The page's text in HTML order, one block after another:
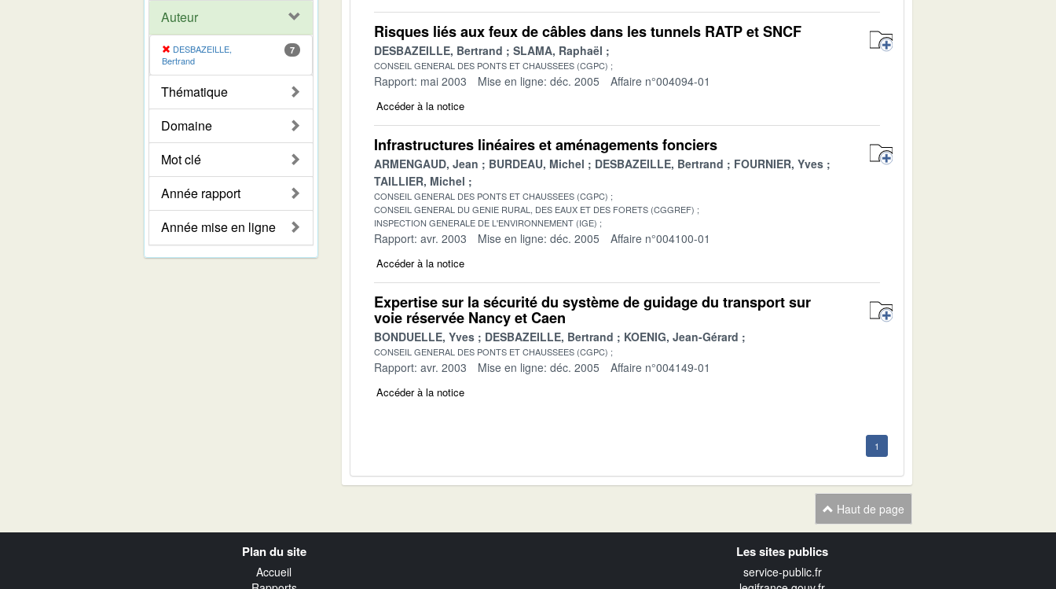
Auteur
DESBAZEILLE,
Bertrand
7
Thématique
Domaine
Mot clé
Année rapport
Année mise en ligne
Risques liés aux feux de câbles dans les tunnels RATP et SNCF
DESBAZEILLE, Bertrand SLAMA, Raphaël
CONSEIL GENERAL DES PONTS ET CHAUSSEES (CGPC)
Rapport: mai 2003 Mise en ligne: déc. 2005 Affaire n°004094-01
Accéder à la notice
Infrastructures linéaires et aménagements fonciers
ARMENGAUD, Jean BURDEAU, Michel DESBAZEILLE, Bertrand
FOURNIER, Yves
TAILLIER, Michel
CONSEIL GENERAL DES PONTS ET CHAUSSEES (CGPC)
CONSEIL GENERAL DU GENIE RURAL, DES EAUX ET DES FORETS (CGGREF)
INSPECTION GENERALE DE L'ENVIRONNEMENT (IGE)
Rapport: avr. 2003 Mise en ligne: déc. 2005 Affaire n°004100-01
Accéder à la notice
Expertise sur la sécurité du système de guidage du transport sur
voie réservée Nancy et Caen
BONDUELLE, Yves DESBAZEILLE, Bertrand KOENIG, Jean-Gérard
CONSEIL GENERAL DES PONTS ET CHAUSSEES (CGPC)
Rapport: avr. 2003 Mise en ligne: déc. 2005 Affaire n°004149-01
Accéder à la notice
1
Haut de page
Plan du site
Accueil
Les sites publics
service-public.fr